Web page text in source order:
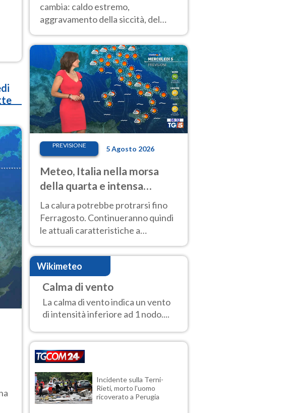
cambia: caldo estremo,
aggravamento della siccità, del
calore. Nessun cambiamento fino
Ferragosto
PREVISIONE 5 Agosto 2026
Meteo, Italia nella morsa
della quarta e intensa
ondata di caldo
La calura potrebbe protrarsi fino
Ferragosto. Continueranno quindi
le attuali caratteristiche a
dominare le prossime giornate:
caldo estremo e temporali di calore
Wikimeteo
Calma di vento
La calma di vento indica un vento
di intensità inferiore ad 1 nodo....
Incidente sulla Terni-
Rieti, morto l'uomo
ricoverato a Perugia